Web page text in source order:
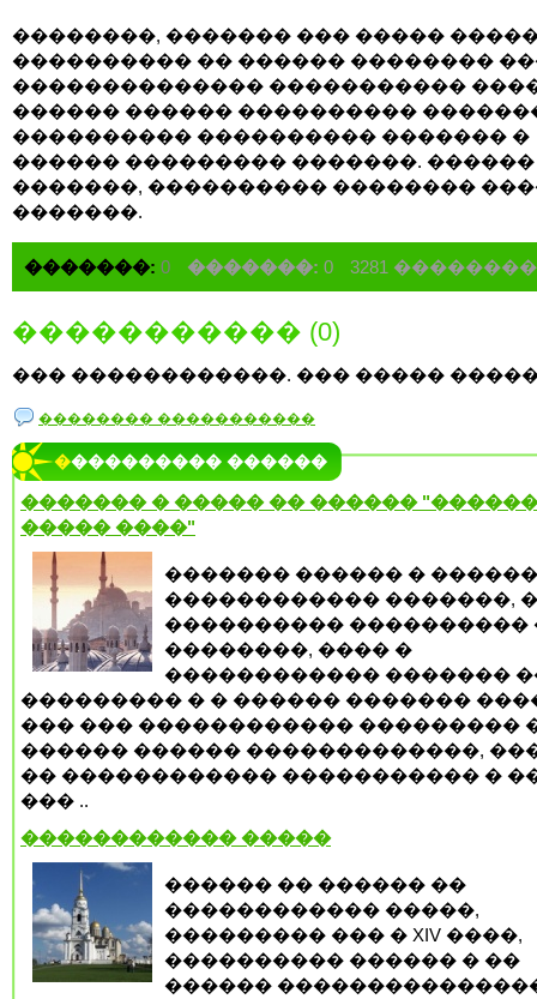
��������, ������� ��� �����
���������� �� ������ ��������
�������������� �����������
������ ������ ����������
���������� ���������� ������� �
������ ��������� �������. ������
�������, ���������� ��������
�������.
�������: 0 �������: 0 3281 ��������
����������� (0)
��� ������������. ��� �����
�������� �����������
���������� ������
������� � ����� �� ������
����� ����"
������� ������ �
������������ �������,
���������� ����������
��������, ���� �
������������ �������
��������� � � ������ �������
��� ��� ������������ ���������
������ ������ �������������,
�� ������������ ����������� �
��� ..
������������ �����
������ �� ������ ��
������������ �����,
��������� ��� � XIV ����,
���������� ������ � ��
������